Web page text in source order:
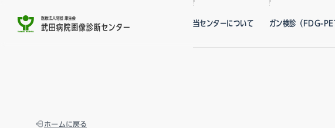
当センターについて ガン検診（FDG-
ホームに戻る